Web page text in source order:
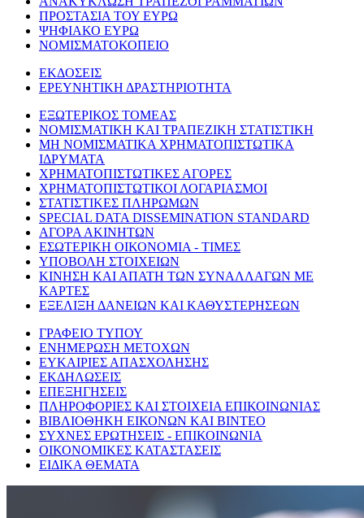
ΠΡΟΣΤΑΣΙΑ ΤΟΥ ΕΥΡΩ
ΨΗΦΙΑΚΟ ΕΥΡΩ
ΝΟΜΙΣΜΑΤΟΚΟΠΕΙΟ
ΕΚΔΟΣΕΙΣ
ΕΡΕΥΝΗΤΙΚΗ ΔΡΑΣΤΗΡΙΟΤΗΤΑ
ΕΞΩΤΕΡΙΚΟΣ ΤΟΜΕΑΣ
ΝΟΜΙΣΜΑΤΙΚΗ ΚΑΙ ΤΡΑΠΕΖΙΚΗ ΣΤΑΤΙΣΤΙΚΗ
ΜΗ ΝΟΜΙΣΜΑΤΙΚΑ ΧΡΗΜΑΤΟΠΙΣΤΩΤΙΚΑ
ΙΔΡΥΜΑΤΑ
ΧΡΗΜΑΤΟΠΙΣΤΩΤΙΚΕΣ ΑΓΟΡΕΣ
ΧΡΗΜΑΤΟΠΙΣΤΩΤΙΚΟΙ ΛΟΓΑΡΙΑΣΜΟΙ
ΣΤΑΤΙΣΤΙΚΕΣ ΠΛΗΡΩΜΩΝ
SPECIAL DATA DISSEMINATION STANDARD
ΑΓΟΡΑ ΑΚΙΝΗΤΩΝ
ΕΣΩΤΕΡΙΚΗ ΟΙΚΟΝΟΜΙΑ - ΤΙΜΕΣ
ΥΠΟΒΟΛΗ ΣΤΟΙΧΕΙΩΝ
ΚΙΝΗΣΗ ΚΑΙ ΑΠΑΤΗ ΤΩΝ ΣΥΝΑΛΛΑΓΩΝ ΜΕ
ΚΑΡΤΕΣ
ΕΞΕΛΙΞΗ ΔΑΝΕΙΩΝ ΚΑΙ ΚΑΘΥΣΤΕΡΗΣΕΩΝ
ΓΡΑΦΕΙΟ ΤΥΠΟΥ
ΕΝΗΜΕΡΩΣΗ ΜΕΤΟΧΩΝ
ΕΥΚΑΙΡΙΕΣ ΑΠΑΣΧΟΛΗΣΗΣ
ΕΚΔΗΛΩΣΕΙΣ
ΕΠΕΞΗΓΗΣΕΙΣ
ΠΛΗΡΟΦΟΡΙΕΣ ΚΑΙ ΣΤΟΙΧΕΙΑ ΕΠΙΚΟΙΝΩΝΙΑΣ
ΒΙΒΛΙΟΘΗΚΗ ΕΙΚΟΝΩΝ ΚΑΙ ΒΙΝΤΕΟ
ΣΥΧΝΕΣ ΕΡΩΤΗΣΕΙΣ - ΕΠΙΚΟΙΝΩΝΙΑ
ΟΙΚΟΝΟΜΙΚΕΣ ΚΑΤΑΣΤΑΣΕΙΣ
ΕΙΔΙΚΑ ΘΕΜΑΤΑ